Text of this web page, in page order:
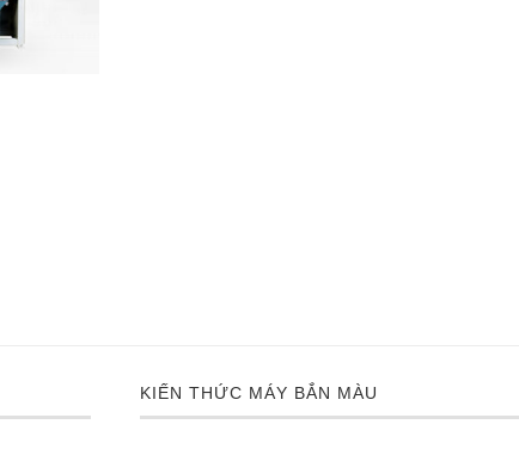
KIẾN THỨC MÁY BẮN MÀU